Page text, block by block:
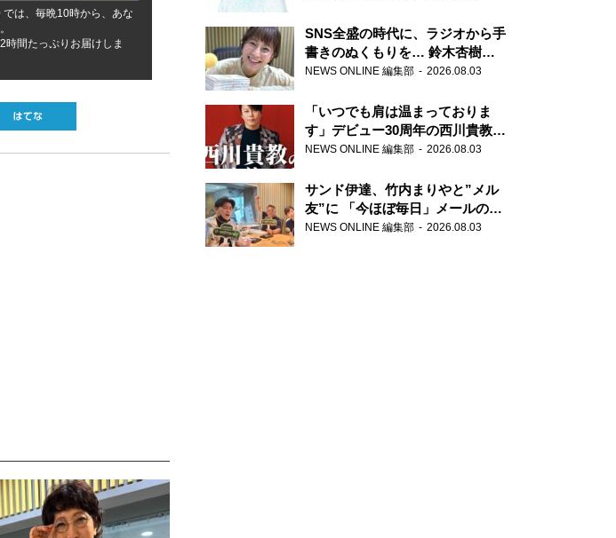
では、毎晩10時から、あな
間たっぷりお届けしま
SNS全盛の時代に、ラジオから手
書きのぬくもりを… 鈴木杏樹の
直筆はがきが届く！
郵便局
NEWS ONLINE 編集部 2026.08.03
「いつでも肩は温まっておりま
す」デビュー30周年の西川貴教が
『オールナイトニッポン』に登
NEWS ONLINE 編集部 2026.08.03
サンド伊達、竹内まりやと”メル
友”に 「今ほぼ毎日」メールのや
り取り明かす
NEWS ONLINE 編集部 2026.08.03